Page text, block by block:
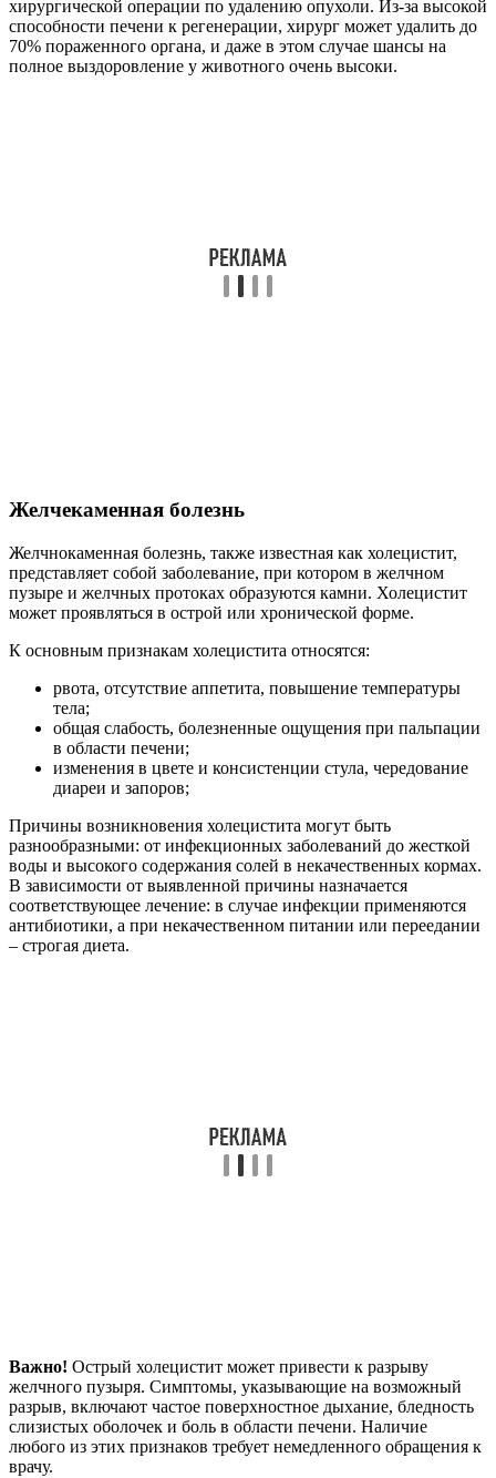
хирургической операции по удалению опухоли. Из-за высокой
способности печени к регенерации, хирург может удалить до
70% пораженного органа, и даже в этом случае шансы на
полное выздоровление у животного очень высоки.
Желчекаменная болезнь
Желчнокаменная болезнь, также известная как холецистит,
представляет собой заболевание, при котором в желчном
пузыре и желчных протоках образуются камни. Холецистит
может проявляться в острой или хронической форме.
К основным признакам холецистита относятся:
рвота, отсутствие аппетита, повышение температуры
тела;
общая слабость, болезненные ощущения при пальпации
в области печени;
изменения в цвете и консистенции стула, чередование
диареи и запоров;
Причины возникновения холецистита могут быть
разнообразными: от инфекционных заболеваний до жесткой
воды и высокого содержания солей в некачественных кормах.
В зависимости от выявленной причины назначается
соответствующее лечение: в случае инфекции применяются
антибиотики, а при некачественном питании или переедании
– строгая диета.
Важно! Острый холецистит может привести к разрыву
желчного пузыря. Симптомы, указывающие на возможный
разрыв, включают частое поверхностное дыхание, бледность
слизистых оболочек и боль в области печени. Наличие
любого из этих признаков требует немедленного обращения к
врачу.